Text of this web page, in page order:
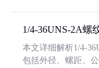
1/4-36UNS-2A螺
本文详细解析1/4-
包括外径、螺距、